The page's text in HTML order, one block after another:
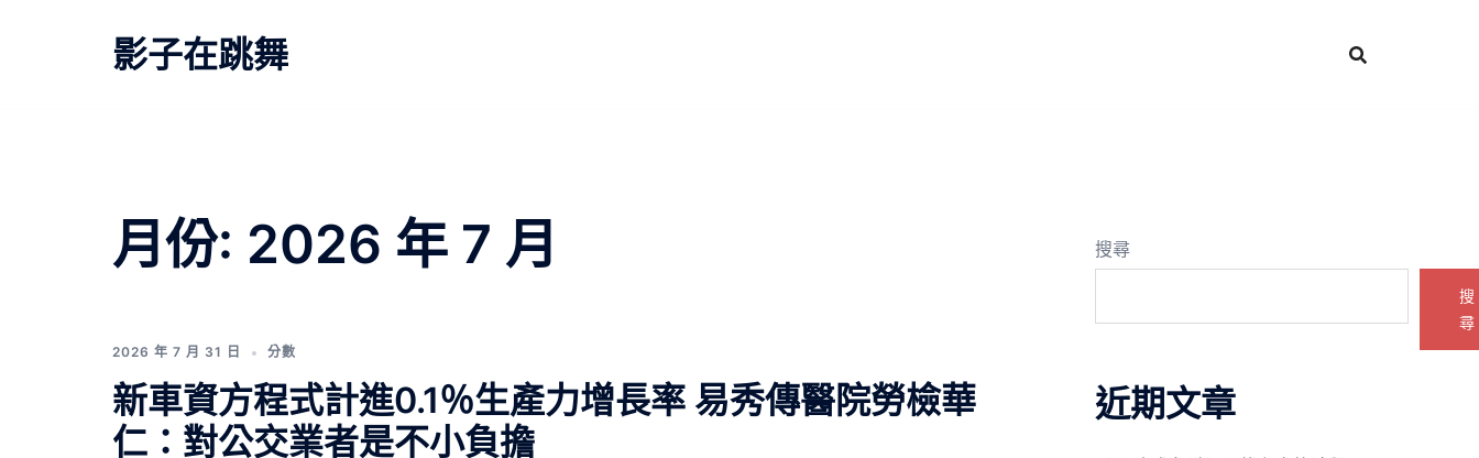
影子在跳舞
月份: 2026 年 7 月
2026 年 7 月 31 日 分數
新車資方程式計進0.1％生產力增長率 易秀傳醫院勞檢華
仁：對公交業者是不小負擔
搜尋
搜
尋
近期文章